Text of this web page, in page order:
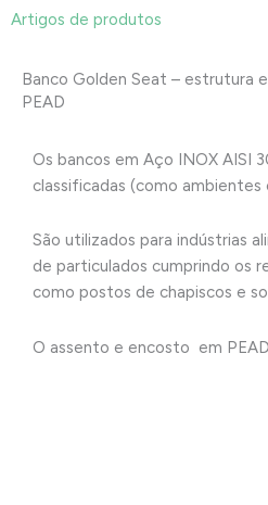
Artigos de produtos
Banco Golden Seat – estrutura
PEAD
Os bancos em Aço INOX AISI
classificadas (como ambientes
São utilizados para indústrias
de particulados cumprindo os
como postos de chapiscos e
O assento e encosto em